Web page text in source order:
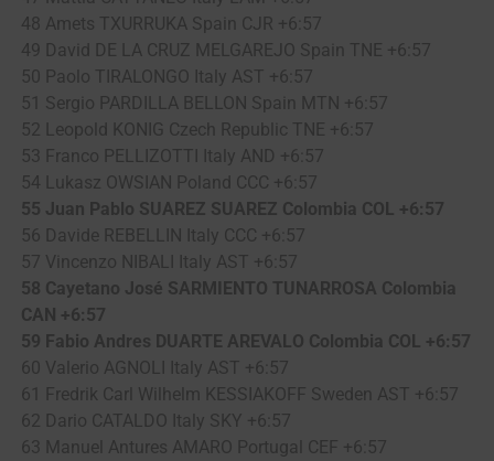
48 Amets TXURRUKA Spain CJR +6:57
49 David DE LA CRUZ MELGAREJO Spain TNE +6:57
50 Paolo TIRALONGO Italy AST +6:57
51 Sergio PARDILLA BELLON Spain MTN +6:57
52 Leopold KONIG Czech Republic TNE +6:57
53 Franco PELLIZOTTI Italy AND +6:57
54 Lukasz OWSIAN Poland CCC +6:57
55 Juan Pablo SUAREZ SUAREZ Colombia COL +6:57
56 Davide REBELLIN Italy CCC +6:57
57 Vincenzo NIBALI Italy AST +6:57
58 Cayetano José SARMIENTO TUNARROSA Colombia
CAN +6:57
59 Fabio Andres DUARTE AREVALO Colombia COL +6:57
60 Valerio AGNOLI Italy AST +6:57
61 Fredrik Carl Wilhelm KESSIAKOFF Sweden AST +6:57
62 Dario CATALDO Italy SKY +6:57
63 Manuel Antures AMARO Portugal CEF +6:57